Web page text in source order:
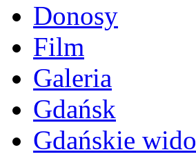
Donosy
Film
Galeria
Gdańsk
Gdańskie